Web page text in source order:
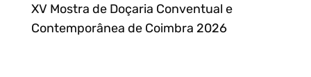
XV Mostra de Doçaria Conventual e
Contemporânea de Coimbra 2026